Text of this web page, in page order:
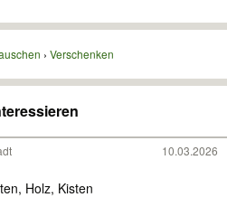
Verschenken
10.03.2026
Holz, Kisten